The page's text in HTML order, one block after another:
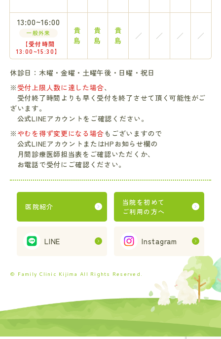
13:00~16:00
一般外来
【受付時間
13:00~15:30】
貴
島
貴
島
貴
島
／ ／ ／ ／
休診日：木曜・金曜・土曜午後・日曜・祝日
※ 受付上限人数に達した場合、
受付終了時間よりも早く受付を終了させて頂く可能性がご
ざいます。
公式LINEアカウントをご確認ください。
※ やむを得ず変更になる場合もございますので
公式LINEアカウントまたはHPお知らせ欄の
月間診療医師担当表をご確認いただくか、
お電話で受付にご確認ください。
医院紹介
当院を初めて
ご利用の方へ
LINE Instagram
© Family Clinic Kijima All Rights Reserved.